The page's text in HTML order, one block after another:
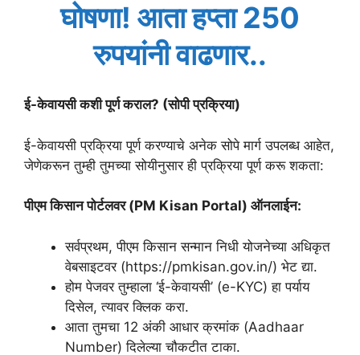
घोषणा! आता हप्ता 250
रुपयांनी वाढणार..
ई-केवायसी कशी पूर्ण कराल? (सोपी प्रक्रिया)
ई-केवायसी प्रक्रिया पूर्ण करण्याचे अनेक सोपे मार्ग उपलब्ध आहेत,
जेणेकरून तुम्ही तुमच्या सोयीनुसार ही प्रक्रिया पूर्ण करू शकता:
पीएम किसान पोर्टलवर (PM Kisan Portal) ऑनलाईन:
सर्वप्रथम, पीएम किसान सन्मान निधी योजनेच्या अधिकृत
वेबसाइटवर (https://pmkisan.gov.in/) भेट द्या.
होम पेजवर तुम्हाला ‘ई-केवायसी’ (e-KYC) हा पर्याय
दिसेल, त्यावर क्लिक करा.
आता तुमचा 12 अंकी आधार क्रमांक (Aadhaar
Number) दिलेल्या चौकटीत टाका.